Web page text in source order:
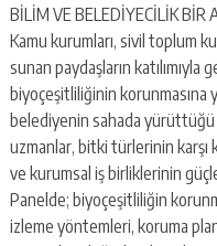
BİLİM VE BELEDİYECİLİK BİR
Kamu kurumları, sivil toplum
sunan paydaşların
biyoçeşitliliğinin korunmasına
belediyenin sahada yürüttüğü
uzmanlar, bitki türlerinin karşı
ve kurumsal iş birliklerinin
Panelde; biyoçeşitliliğin
izleme yöntemleri, koruma